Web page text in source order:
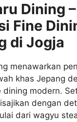
Dining –
Fine
di Jogja
menawarkan
khas Jepang
dining modern.
dengan
dari wagyu